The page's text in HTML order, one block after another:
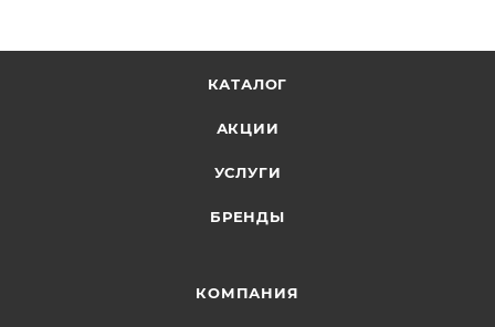
КАТАЛОГ
АКЦИИ
УСЛУГИ
БРЕНДЫ
КОМПАНИЯ